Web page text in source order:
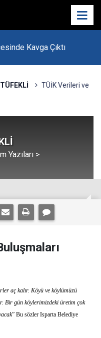
TÜİK Verileri ve
Yazıları >
aç kalır. Köyü ve köylümüzü
Bir gün köylerimizdeki üretim çok
” Bu sözler Isparta Belediye